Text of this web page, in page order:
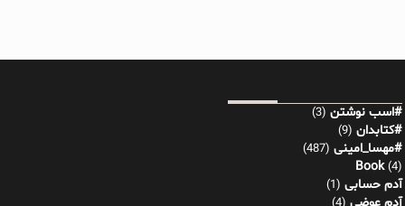
#اسب نوشتن (3)
#کتابدان (9)
#مهسا_امینی (487)
Book(4)
آدم حسابی (1)